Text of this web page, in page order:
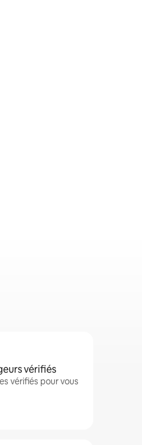
vérifiés
vérifiés pour vous